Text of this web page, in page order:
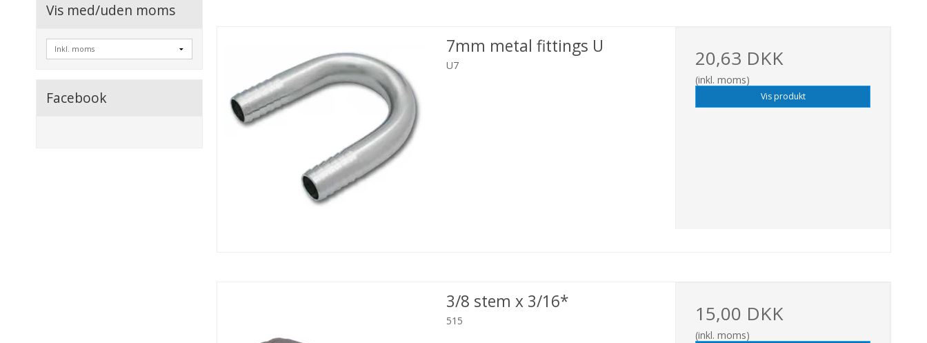
Vis med/uden moms
Facebook
7mm metal fittings U
U7 20,63 DKK
(inkl. moms)
Vis produkt
3/8 stem x 3/16*
515 15,00 DKK
(inkl. moms)